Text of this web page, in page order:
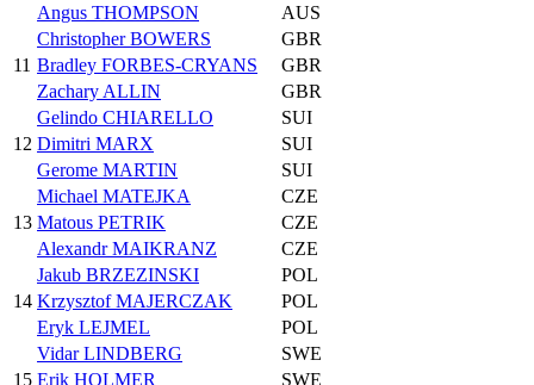
Angus THOMPSON
AUS
11
Christopher BOWERS
GBR
Bradley FORBES-CRYANS
GBR
Zachary ALLIN
GBR
12
Gelindo CHIARELLO
SUI
Dimitri MARX
SUI
Gerome MARTIN
SUI
13
Michael MATEJKA
CZE
Matous PETRIK
CZE
Alexandr MAIKRANZ
CZE
14
Jakub BRZEZINSKI
POL
Krzysztof MAJERCZAK
POL
Eryk LEJMEL
POL
15
Vidar LINDBERG
SWE
Erik HOLMER
SWE